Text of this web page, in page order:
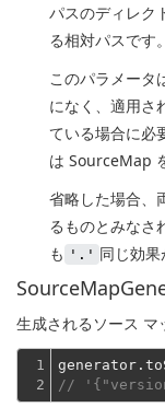
パスのディレク
る相対パスです。
このパラメータ
になく、適用さ
ている場合に必
は SourceMap
省略した場合、
るものとみなさ
も '.' 同じ効果
生成されるソース マ
1
2
//